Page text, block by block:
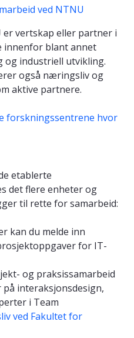
ved NTNU
er vertskap eller partner i
innenfor blant annet
og industriell utvikling.
også næringsliv og
aktive partnere.
forskningssentrene hvor
etablerte
det flere enheter og
til rette for samarbeid:
kan du melde inn
for IT-
og praksissamarbeid
interaksjonsdesign,
i Team
ved Fakultet for